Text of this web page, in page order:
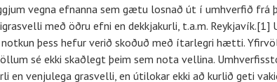
vegna efnanna sem gætu losnað út í umhverfið
með öðru efni en dekkjakurli, t.a.m.
þess hefur verið skoðuð með ítarlegri hætti.
sé ekki skaðlegt þeim sem nota vellina.
venjulega grasvelli, en útilokar ekki að kurlið geti